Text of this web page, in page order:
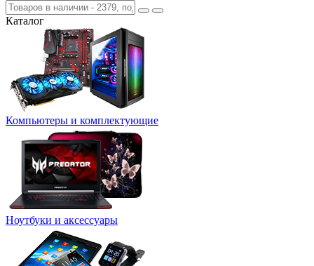
Каталог
Компьютеры и комплектующие
Ноутбуки и аксессуары